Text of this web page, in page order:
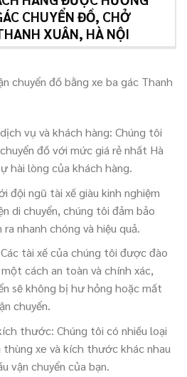
CHUYỂN ĐỒ, CHỞ
XUÂN, HÀ NỘI
chuyển đồ bằng xe ba gác Thanh
vụ và khách hàng: Chúng tôi
đồ với mức giá rẻ nhất Hà
hài lòng của khách hàng.
đội ngũ tài xế giàu kinh nghiệm
di chuyển, chúng tôi đảm bảo
nhanh chóng và hiệu quả.
tài xế của chúng tôi được đào
cách an toàn và chính xác,
sẽ không bị hư hỏng hoặc mất
chuyển.
thước: Chúng tôi có nhiều loại
thùng xe và kích thước khác nhau
vận chuyển của bạn.